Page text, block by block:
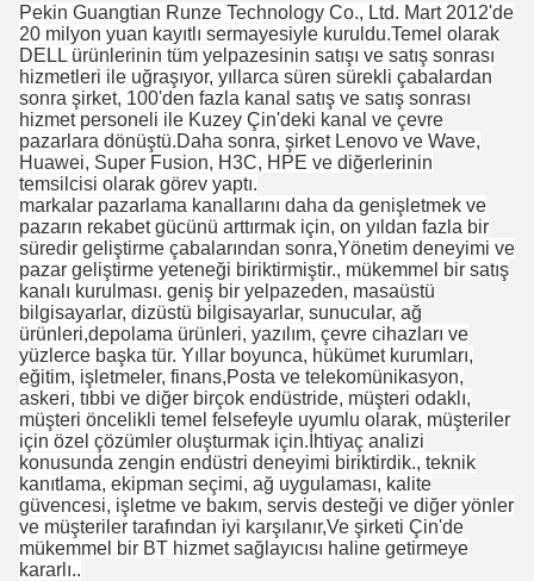
Pekin Guangtian Runze Technology Co., Ltd. Mart 2012'de
20 milyon yuan kayıtlı sermayesiyle kuruldu.Temel olarak
DELL ürünlerinin tüm yelpazesinin satışı ve satış sonrası
hizmetleri ile uğraşıyor, yıllarca süren sürekli çabalardan
sonra şirket, 100'den fazla kanal satış ve satış sonrası
hizmet personeli ile Kuzey Çin'deki kanal ve çevre
pazarlara dönüştü.Daha sonra, şirket Lenovo ve Wave,
Huawei, Super Fusion, H3C, HPE ve diğerlerinin
temsilcisi olarak görev yaptı.
markalar pazarlama kanallarını daha da genişletmek ve
pazarın rekabet gücünü arttırmak için, on yıldan fazla bir
süredir geliştirme çabalarından sonra,Yönetim deneyimi ve
pazar geliştirme yeteneği biriktirmiştir., mükemmel bir satış
kanalı kurulması. geniş bir yelpazeden, masaüstü
bilgisayarlar, dizüstü bilgisayarlar, sunucular, ağ
ürünleri,depolama ürünleri, yazılım, çevre cihazları ve
yüzlerce başka tür. Yıllar boyunca, hükümet kurumları,
eğitim, işletmeler, finans,Posta ve telekomünikasyon,
askeri, tıbbi ve diğer birçok endüstride, müşteri odaklı,
müşteri öncelikli temel felsefeyle uyumlu olarak, müşteriler
için özel çözümler oluşturmak için.İhtiyaç analizi
konusunda zengin endüstri deneyimi biriktirdik., teknik
kanıtlama, ekipman seçimi, ağ uygulaması, kalite
güvencesi, işletme ve bakım, servis desteği ve diğer yönler
ve müşteriler tarafından iyi karşılanır,Ve şirketi Çin'de
mükemmel bir BT hizmet sağlayıcısı haline getirmeye
kararlı..